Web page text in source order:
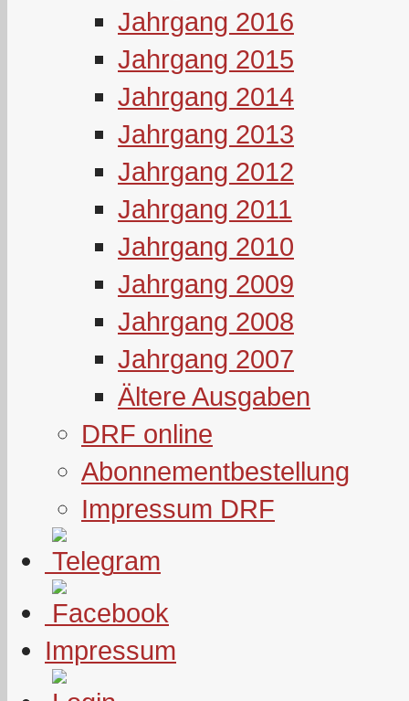
Jahrgang 2016
Jahrgang 2015
Jahrgang 2014
Jahrgang 2013
Jahrgang 2012
Jahrgang 2011
Jahrgang 2010
Jahrgang 2009
Jahrgang 2008
Jahrgang 2007
Ältere Ausgaben
DRF online
Abonnementbestellung
Impressum DRF
Impressum